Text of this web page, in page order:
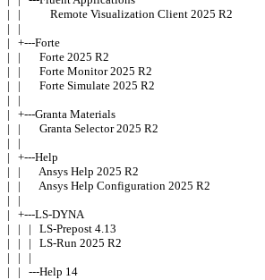
|   |           Remote Visualization Client 2025 R2
|   |
|   +---Forte
|   |       Forte 2025 R2
|   |       Forte Monitor 2025 R2
|   |       Forte Simulate 2025 R2
|   |
|   +---Granta Materials
|   |       Granta Selector 2025 R2
|   |
|   +---Help
|   |       Ansys Help 2025 R2
|   |       Ansys Help Configuration 2025 R2
|   |
|   +---LS-DYNA
|   |   |   LS-Prepost 4.13
|   |   |   LS-Run 2025 R2
|   |   |
|   |   ---Help 14